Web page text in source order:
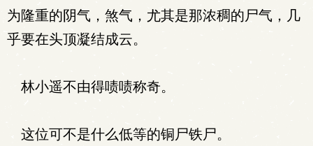
为隆重的阴气，煞气，尤其是那浓稠的尸气，几
乎要在头顶凝结成云。
林小遥不由得啧啧称奇。
这位可不是什么低等的铜尸铁尸。